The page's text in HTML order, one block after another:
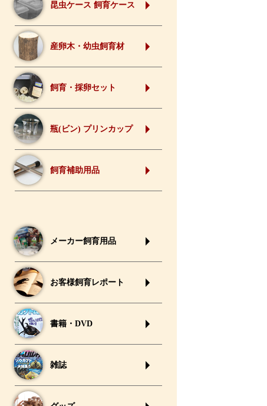
昆虫ケース 飼育ケース
産卵木・幼虫飼育材
飼育・採卵セット
瓶(ビン) プリンカップ
飼育補助用品
メーカー飼育用品
お客様飼育レポート
書籍・DVD
雑誌